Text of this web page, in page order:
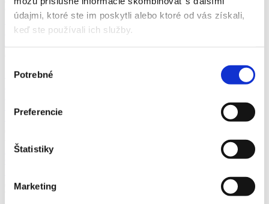
údajmi, ktoré ste im poskytli alebo ktoré od vás získali,
keď ste používali ich služby.
súhlasu
Potrebné
Preferencie
Štatistiky
Marketing
BYSTVOR III. Od Tartarie k Moskovskej Rusi Svetozár
BYSTVOR III. Od Tartarie k Moskovskej Rusi
REPPERTUM alebo OBJAVY IGNOROVANÝCH FAKTOV
DOLOG Alan
24,99€
Genocída Slovanov